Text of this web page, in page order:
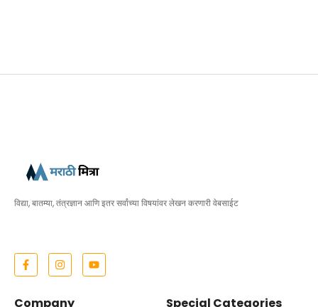
विद्या, बातम्या, तंत्रज्ञान आणि इतर सर्वांच्या विषयांवर लेखन करणारी वेबसाईट
Company Special Categories